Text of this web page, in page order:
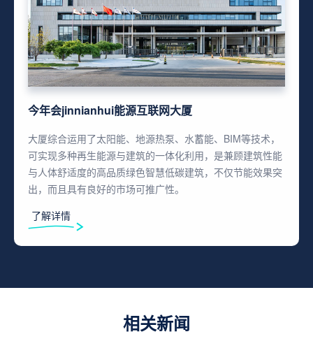
今年会jinnianhui能源互联网大厦
大厦综合运用了太阳能、地源热泵、水蓄能、BIM等技术，
可实现多种再生能源与建筑的一体化利用，是兼顾建筑性能
与人体舒适度的高品质绿色智慧低碳建筑，不仅节能效果突
出，而且具有良好的市场可推广性。
了解详情
相关新闻